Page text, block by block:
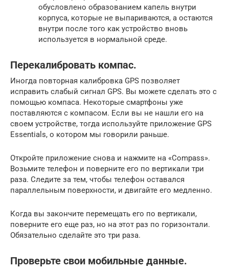
обусловлено образованием капель внутри
корпуса, которые не выпариваются, а остаются
внутри после того как устройство вновь
используется в нормальной среде.
Перекалибровать компас.
Иногда повторная калибровка GPS позволяет
исправить слабый сигнал GPS. Вы можете сделать это с
помощью компаса. Некоторые смартфоны уже
поставляются с компасом. Если вы не нашли его на
своем устройстве, тогда используйте приложение GPS
Essentials, о котором мы говорили раньше.
Откройте приложение снова и нажмите на «Compass».
Возьмите телефон и поверните его по вертикали три
раза. Следите за тем, чтобы телефон оставался
параллельным поверхности, и двигайте его медленно.
Когда вы закончите перемещать его по вертикали,
поверните его еще раз, но на этот раз по горизонтали.
Обязательно сделайте это три раза.
Проверьте свои мобильные данные.